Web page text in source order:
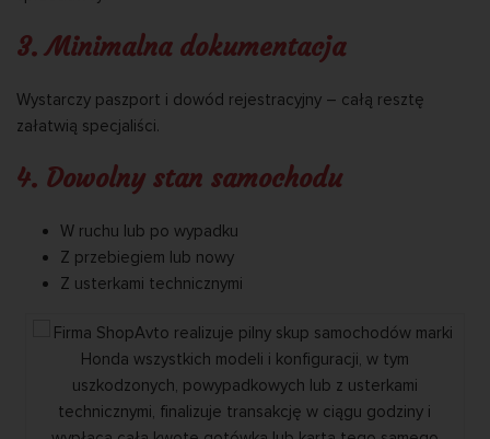
3. Minimalna dokumentacja
Wystarczy paszport i dowód rejestracyjny – całą resztę
załatwią specjaliści.
4. Dowolny stan samochodu
W ruchu lub po wypadku
Z przebiegiem lub nowy
Z usterkami technicznymi